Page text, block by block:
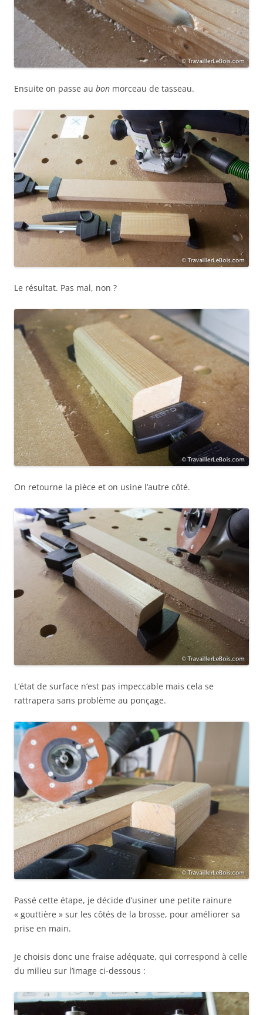
Ensuite on passe au bon morceau de tasseau.
Le résultat. Pas mal, non ?
On retourne la pièce et on usine l’autre côté.
L’état de surface n’est pas impeccable mais cela se
rattrapera sans problème au ponçage.
Passé cette étape, je décide d’usiner une petite rainure
« gouttière » sur les côtés de la brosse, pour améliorer sa
prise en main.
Je choisis donc une fraise adéquate, qui correspond à celle
du milieu sur l’image ci-dessous :